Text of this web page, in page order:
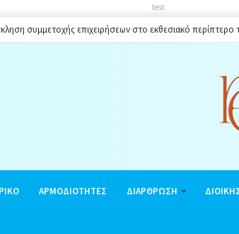
test
πλαισίου ωραρίου λειτουργίας καταστημάτων στο Δήμο
ΑΡΜΟΔΙΟΤΗΤΕΣ ΔΙΑΡΘΡΩΣΗ